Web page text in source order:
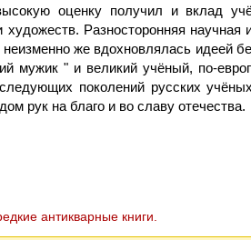
оценку получил и вклад
Разносторонняя научная
же вдохновля­лась идеей
мужик " и великий учёный, по-
поколений русских
рук на благо и во славу отечества.
антикварные книги.